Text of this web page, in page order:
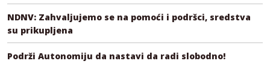
NDNV: Zahvaljujemo se na pomoći i podršci, sredstva
su prikupljena
Podrži Autonomiju da nastavi da radi slobodno!